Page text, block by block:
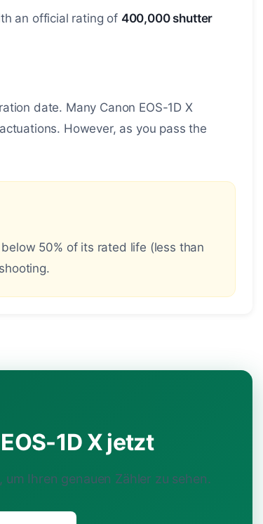
an official rating of 400,000 shutter
date. Many Canon EOS-1D X
However, as you pass the
50% of its rated life (less than
1D X jetzt
um Ihren genauen Zähler zu sehen.